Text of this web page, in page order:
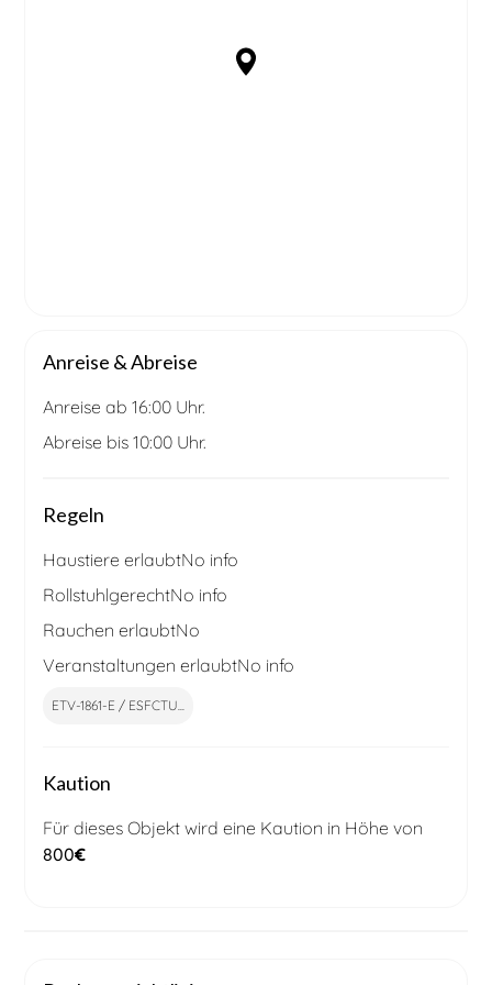
Anreise & Abreise
Anreise ab 16:00 Uhr.
Abreise bis 10:00 Uhr.
Regeln
Haustiere erlaubtNo info
RollstuhlgerechtNo info
Rauchen erlaubtNo
Veranstaltungen erlaubtNo info
ETV-1861-E / ESFCTU...
Kaution
Für dieses Objekt wird eine Kaution in Höhe von
800€